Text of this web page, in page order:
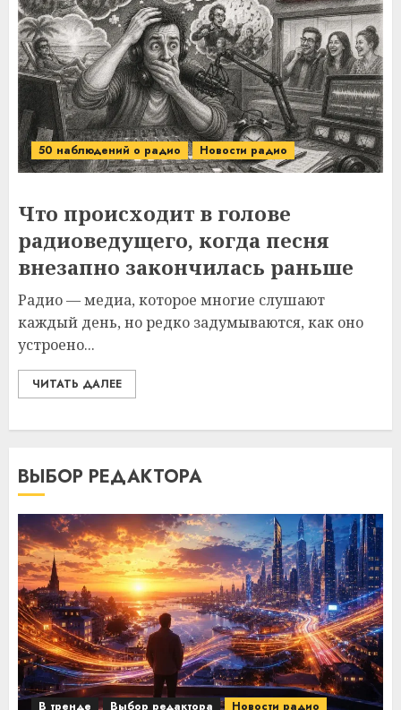
50 наблюдений о радио Новости радио
Что происходит в голове
радиоведущего, когда песня
внезапно закончилась раньше
Радио — медиа, которое многие слушают
каждый день, но редко задумываются, как оно
устроено...
ЧИТАТЬ ДАЛЕЕ
ВЫБОР РЕДАКТОРА
В тренде Выбор редактора Новости радио